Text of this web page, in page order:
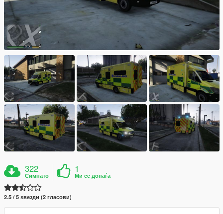
322
Симнато
1
Ми се допаѓа
2.5 / 5 ѕвезди (2 гласови)